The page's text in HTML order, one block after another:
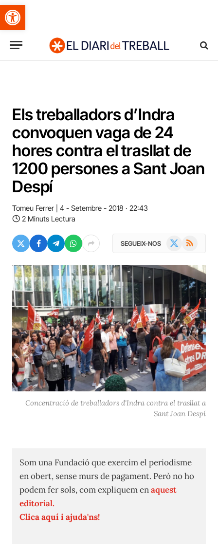
Obre la barra d'eines
Els treballadors d’Indra
convoquen vaga de 24
hores contra el trasllat de
1200 persones a Sant Joan
Despí
Tomeu Ferrer
4 - Setembre - 2018 · 22:43
2 Minuts Lectura
SEGUEIX-NOS RSS
Concentració de treballadors d'Indra contra el trasllat a
Sant Joan Despí
Som una Fundació que exercim el periodisme
en obert, sense murs de pagament. Però no ho
podem fer sols, com expliquem enaquest
editorial.
Clica aquí i ajuda'ns!